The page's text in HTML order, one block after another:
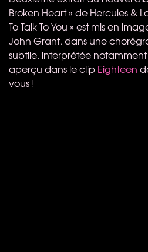
Broken Heart » de Hercules &
To Talk To You » est mis en
John Grant, dans une
subtile, interprétée
aperçu dans le clip Eighteen
vous !